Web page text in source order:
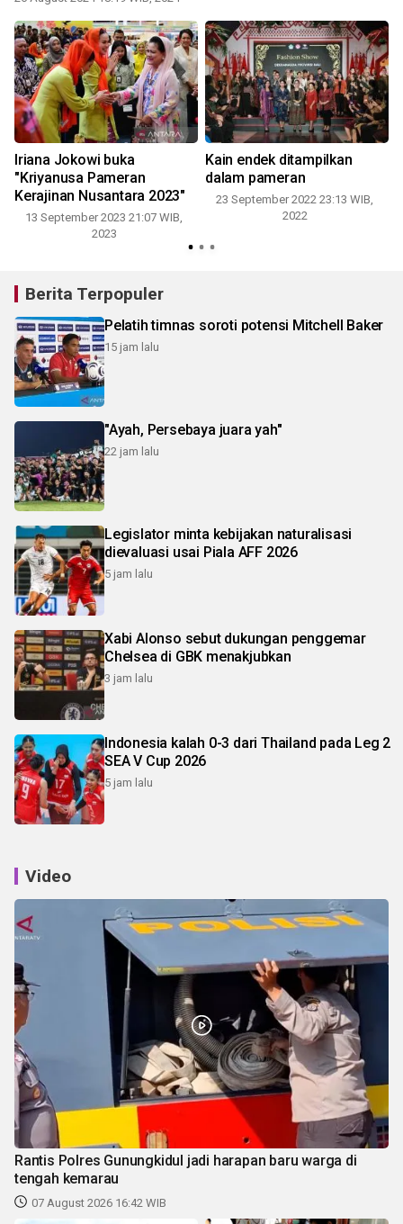
Iriana Jokowi buka
"Kriyanusa Pameran
Kerajinan Nusantara 2023"
13 September 2023 21:07 WIB,
2023
Kain endek ditampilkan
dalam pameran
23 September 2022 23:13 WIB,
2022
Berita Terpopuler
Pelatih timnas soroti potensi Mitchell Baker
15 jam lalu
"Ayah, Persebaya juara yah"
22 jam lalu
Legislator minta kebijakan naturalisasi
dievaluasi usai Piala AFF 2026
5 jam lalu
Xabi Alonso sebut dukungan penggemar
Chelsea di GBK menakjubkan
3 jam lalu
Indonesia kalah 0-3 dari Thailand pada Leg 2
SEA V Cup 2026
5 jam lalu
Video
Rantis Polres Gunungkidul jadi harapan baru warga di
tengah kemarau
07 August 2026 16:42 WIB